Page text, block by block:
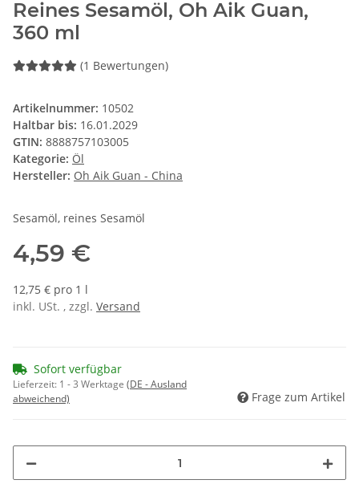
Reines Sesamöl, Oh Aik Guan,
360 ml
(1 Bewertungen)
Artikelnummer: 10502
Haltbar bis: 16.01.2029
GTIN: 8888757103005
Kategorie: Öl
Hersteller: Oh Aik Guan - China
Sesamöl, reines Sesamöl
4,59 €
12,75 € pro 1 l
inkl. USt. , zzgl. Versand
Sofort verfügbar
Lieferzeit: 1 - 3 Werktage (DE - Ausland
abweichend)
Frage zum Artikel